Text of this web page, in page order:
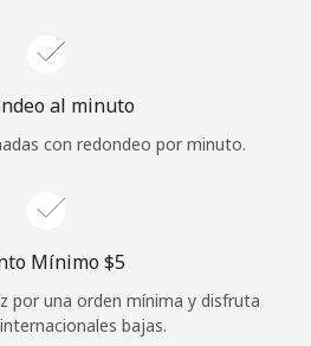
al minuto
con redondeo por minuto.
Mínimo ⁦$5⁩
por una orden mínima y disfruta
bajas.